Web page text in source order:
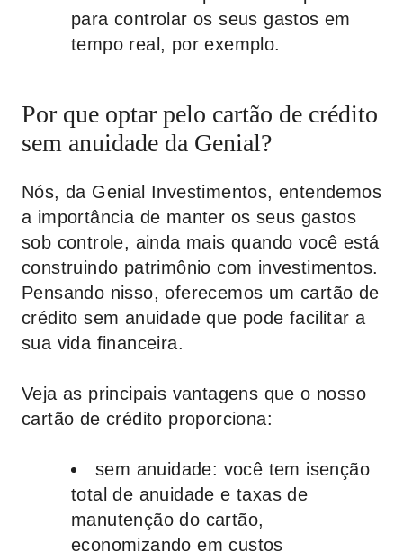
para controlar os seus gastos em
tempo real, por exemplo.
Por que optar pelo cartão de crédito
sem anuidade da Genial?
Nós, da Genial Investimentos, entendemos
a importância de manter os seus gastos
sob controle, ainda mais quando você está
construindo patrimônio com investimentos.
Pensando nisso, oferecemos um cartão de
crédito sem anuidade que pode facilitar a
sua vida financeira.
Veja as principais vantagens que o nosso
cartão de crédito proporciona:
sem anuidade: você tem isenção
total de anuidade e taxas de
manutenção do cartão,
economizando em custos